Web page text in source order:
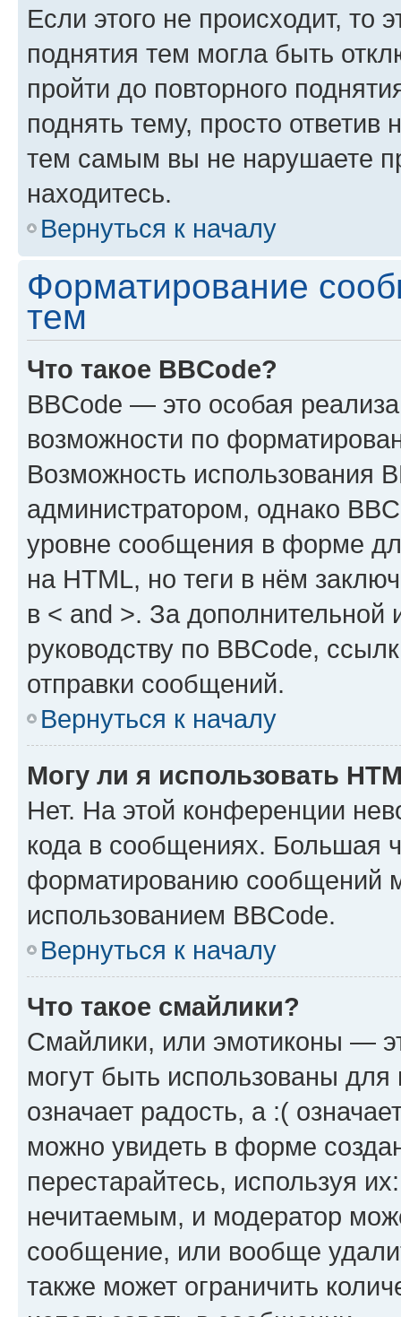
Если этого не происходит, то
поднятия тем могла быть
пройти до повторного
поднять тему, просто ответив
тем самым вы не нарушаете
находитесь.
Вернуться к началу
Форматирование
тем
Что такое BBCode?
BBCode — это особая
возможности по
Возможность использования
администратором, однако
уровне сообщения в форме
на HTML, но теги в нём
в < and >. За
руководству по BBCode,
отправки сообщений.
Вернуться к началу
Могу ли я использовать
Нет. На этой конференции
кода в сообщениях. Большая
форматированию сообщений
использованием BBCode.
Вернуться к началу
Что такое смайлики?
Смайлики, или эмотиконы —
могут быть использованы
означает радость, а :(
можно увидеть в форме
перестарайтесь, используя
нечитаемым, и модератор
сообщение, или вообще
также может ограничить